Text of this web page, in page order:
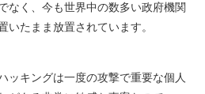
なく、今も世界中の数多い政府機関
たまま放置されています。
ッキングは一度の攻撃で重要な個人